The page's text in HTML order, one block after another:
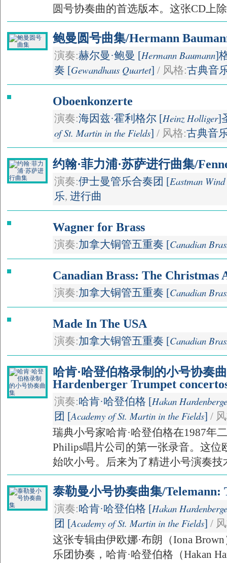
圆号协奏曲的首选版本。这张CD上
鲍曼圆号曲集/Hermann
演奏:赫尔曼·鲍曼 [Hermann Baumann]
奏 [Gewandhaus Quartet] / 风格:古典音
Oboenkonzerte
演奏:海因兹·霍利格尔 [Heinz Holliger]
of St. Martin in the Fields] / 风格:古典音
约翰·菲力浦·苏萨进行曲集/
演奏:伊士曼管乐合奏团 [Eastman
乐, 进行曲
Wagner for Brass
演奏:加拿大铜管五重奏 [Canadian
Canadian Brass: The Christmas
演奏:加拿大铜管五重奏 [Canadian
Made In The USA
演奏:加拿大铜管五重奏 [Canadian
哈肯·哈登伯格录制的小号协奏
Hardenberger Trumpet
演奏:哈肯·哈登伯格 [Hakan
团 [Academy of St. Martin in the Fields] /
瑞典小号家哈肯·哈登伯格在1987年
Philips唱片公司的第一张录音。这位
始吹小号。后来为了精进小号演奏技
泰勒曼小号协奏曲集/Telemann:
演奏:哈肯·哈登伯格 [Hakan
团 [Academy of St. Martin in the Fields] /
这张专辑由伊欧娜·布朗（Iona
乐团协奏，哈肯·哈登伯格（Hakan